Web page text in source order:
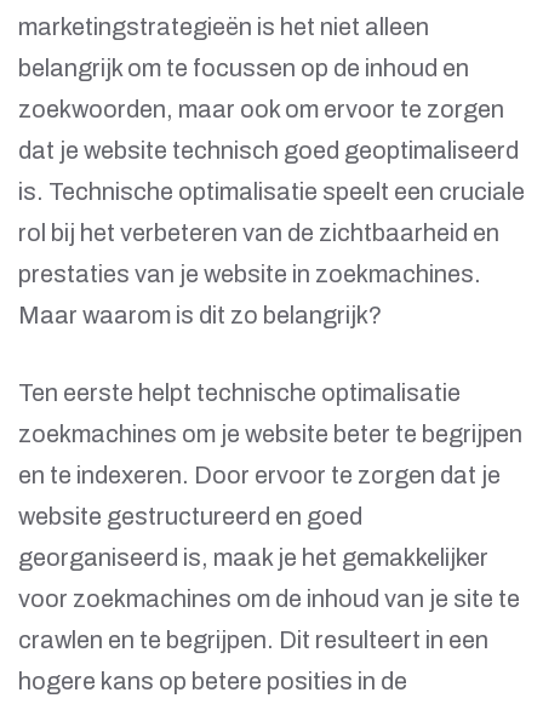
marketingstrategieën is het niet alleen
belangrijk om te focussen op de inhoud en
zoekwoorden, maar ook om ervoor te zorgen
dat je website technisch goed geoptimaliseerd
is. Technische optimalisatie speelt een cruciale
rol bij het verbeteren van de zichtbaarheid en
prestaties van je website in zoekmachines.
Maar waarom is dit zo belangrijk?
Ten eerste helpt technische optimalisatie
zoekmachines om je website beter te begrijpen
en te indexeren. Door ervoor te zorgen dat je
website gestructureerd en goed
georganiseerd is, maak je het gemakkelijker
voor zoekmachines om de inhoud van je site te
crawlen en te begrijpen. Dit resulteert in een
hogere kans op betere posities in de